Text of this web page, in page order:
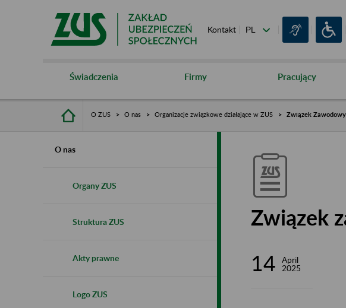
Kontakt
Świadczenia Firmy Pracujący
O ZUS O nas Organizacje związkowe działające w ZUS Związek
O nas
Organy ZUS
Struktura ZUS
Akty prawne
Logo ZUS
Związek
14
April
2025